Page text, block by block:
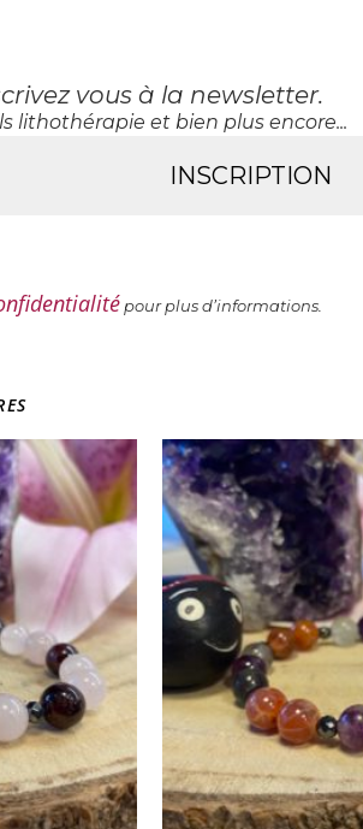
vous à la newsletter.
lithothérapie et bien plus encore...
pour plus d’informations.